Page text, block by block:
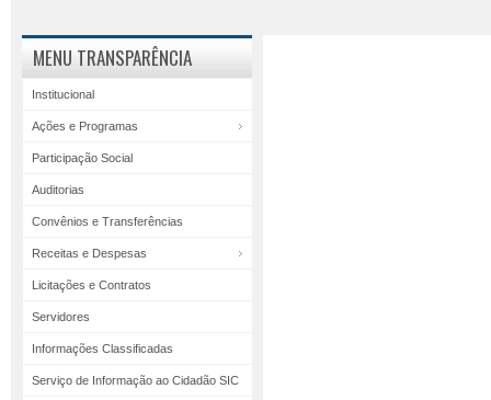
MENU TRANSPARÊNCIA
Institucional
Ações e Programas
Participação Social
Auditorias
Convênios e Transferências
Receitas e Despesas
Licitações e Contratos
Servidores
Informações Classificadas
Serviço de Informação ao Cidadão SIC